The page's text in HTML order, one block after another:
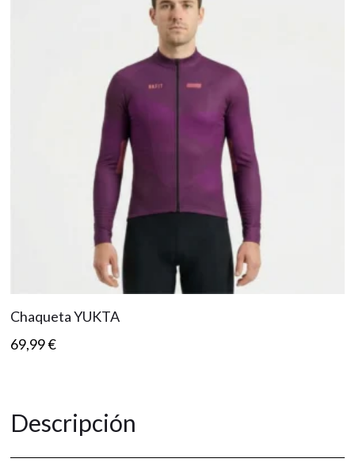
Chaqueta YUKTA
69,99€
Descripción